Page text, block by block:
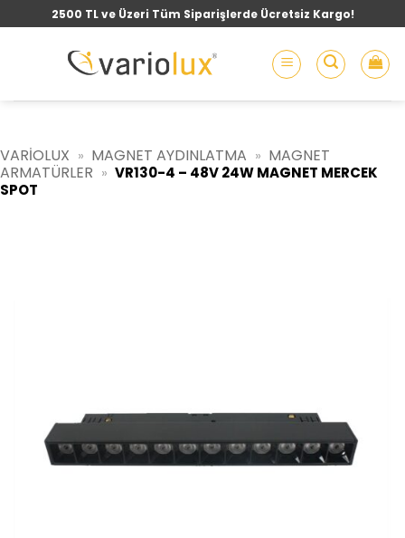
atla
2500 TL ve Üzeri Tüm Siparişlerde Ücretsiz Kargo!
VARIOLUX » MAGNET AYDINLATMA » MAGNET
ARMATÜRLER » VR130-4 – 48V 24W MAGNET MERCEK
SPOT